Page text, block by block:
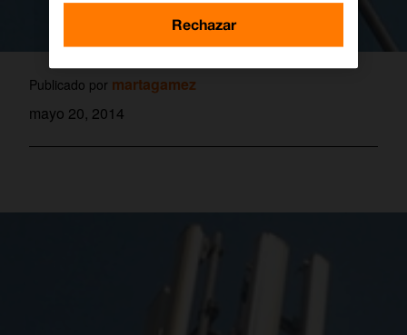
Publicado por martagamez
mayo 20, 2014
Rechazar